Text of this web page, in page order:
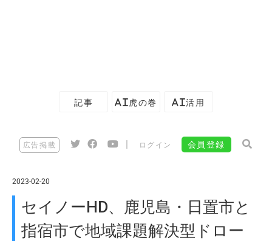
記事 AI虎の巻 AI活用
広告掲載 ログイン 会員登録
2023-02-20
セイノーHD、鹿児島・日置市と
指宿市で地域課題解決型ドロー